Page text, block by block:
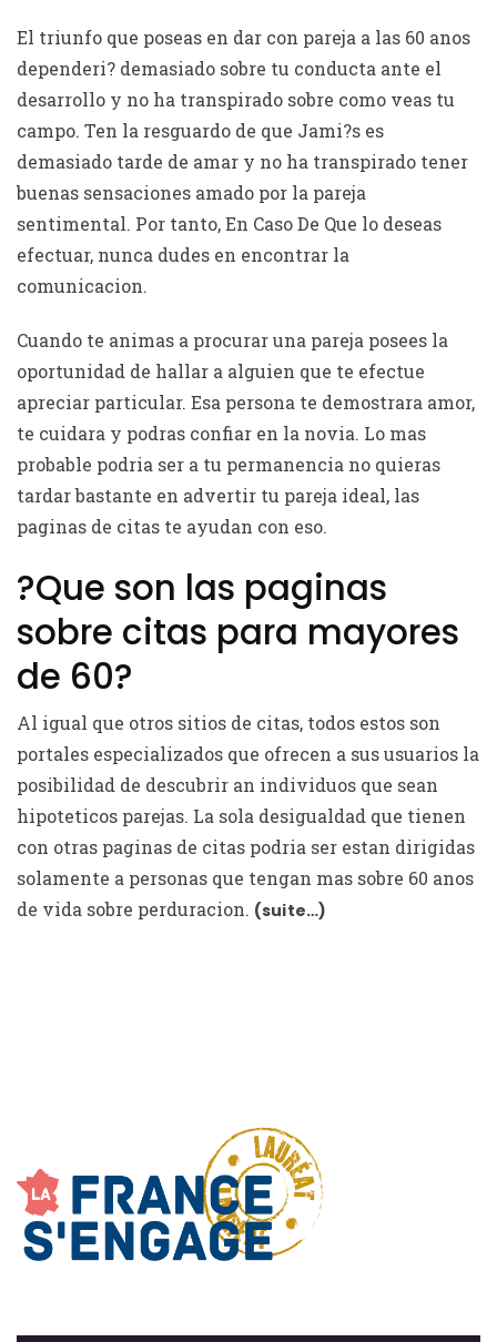
El triunfo que poseas en dar con pareja a las 60 anos
dependeri? demasiado sobre tu conducta ante el
desarrollo y no ha transpirado sobre como veas tu
campo. Ten la resguardo de que Jami?s es
demasiado tarde de amar y no ha transpirado tener
buenas sensaciones amado por la pareja
sentimental. Por tanto, En Caso De Que lo deseas
efectuar, nunca dudes en encontrar la
comunicacion.
Cuando te animas a procurar una pareja posees la
oportunidad de hallar a alguien que te efectue
apreciar particular. Esa persona te demostrara amor,
te cuidara y podras confiar en la novia. Lo mas
probable podri­a ser a tu permanencia no quieras
tardar bastante en advertir tu pareja ideal, las
paginas de citas te ayudan con eso.
?Que son las paginas
sobre citas para mayores
de 60?
Al igual que otros sitios de citas, todos estos son
portales especializados que ofrecen a sus usuarios la
posibilidad de descubrir an individuos que sean
hipoteticos parejas. La sola desigualdad que tienen
con otras paginas de citas podri­a ser estan dirigidas
solamente a personas que tengan mas sobre 60 anos
de vida sobre perduracion. (suite…)